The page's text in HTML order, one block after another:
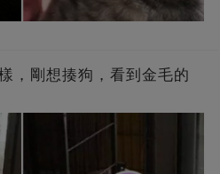
，剛想揍狗，看到金毛的